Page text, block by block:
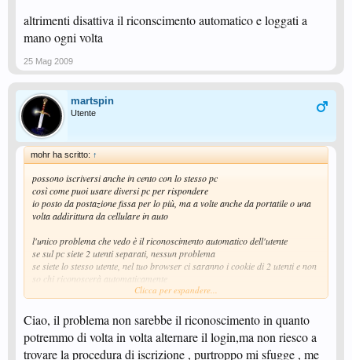
altrimenti disattiva il riconscimento automatico e loggati a
mano ogni volta
25 Mag 2009
martspin
Utente
mohr ha scritto: ↑
possono iscriversi anche in cento con lo stesso pc
così come puoi usare diversi pc per rispondere
io posto da postazione fissa per lo più, ma a volte anche da portatile o una
volta addirittura da cellulare in auto
l'unico problema che vedo è il riconoscimento automatico dell'utente
se sul pc siete 2 utenti separati, nessun problema
se siete lo stesso utente, nel tuo browser ci saranno i cookie di 2 utenti e non
so chi riconoscerà automaticamente
solo Giorno può chiarirti questo punto
altrimenti disattiva il riconscimento automatico e loggati a mano ogni volta
Clicca per espandere...
Ciao, il problema non sarebbe il riconoscimento in quanto
potremmo di volta in volta alternare il login,ma non riesco a
trovare la procedura di iscrizione , purtroppo mi sfugge , me